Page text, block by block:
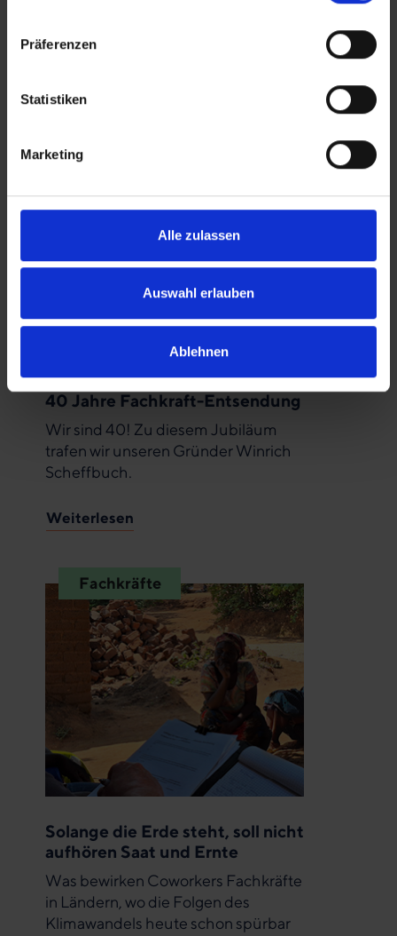
Präferenzen
Statistiken
Marketing
Alle zulassen
Auswahl erlauben
Ablehnen
Medien.
Fachkräfte
40 Jahre Fachkraft-Entsendung
Wir sind 40! Zu diesem Jubiläum
trafen wir unseren Gründer Winrich
Scheffbuch.
Weiterlesen
Fachkräfte
Solange die Erde steht, soll nicht
aufhören Saat und Ernte
Was bewirken Coworkers Fachkräfte
in Ländern, wo die Folgen des
Klimawandels heute schon spürbar